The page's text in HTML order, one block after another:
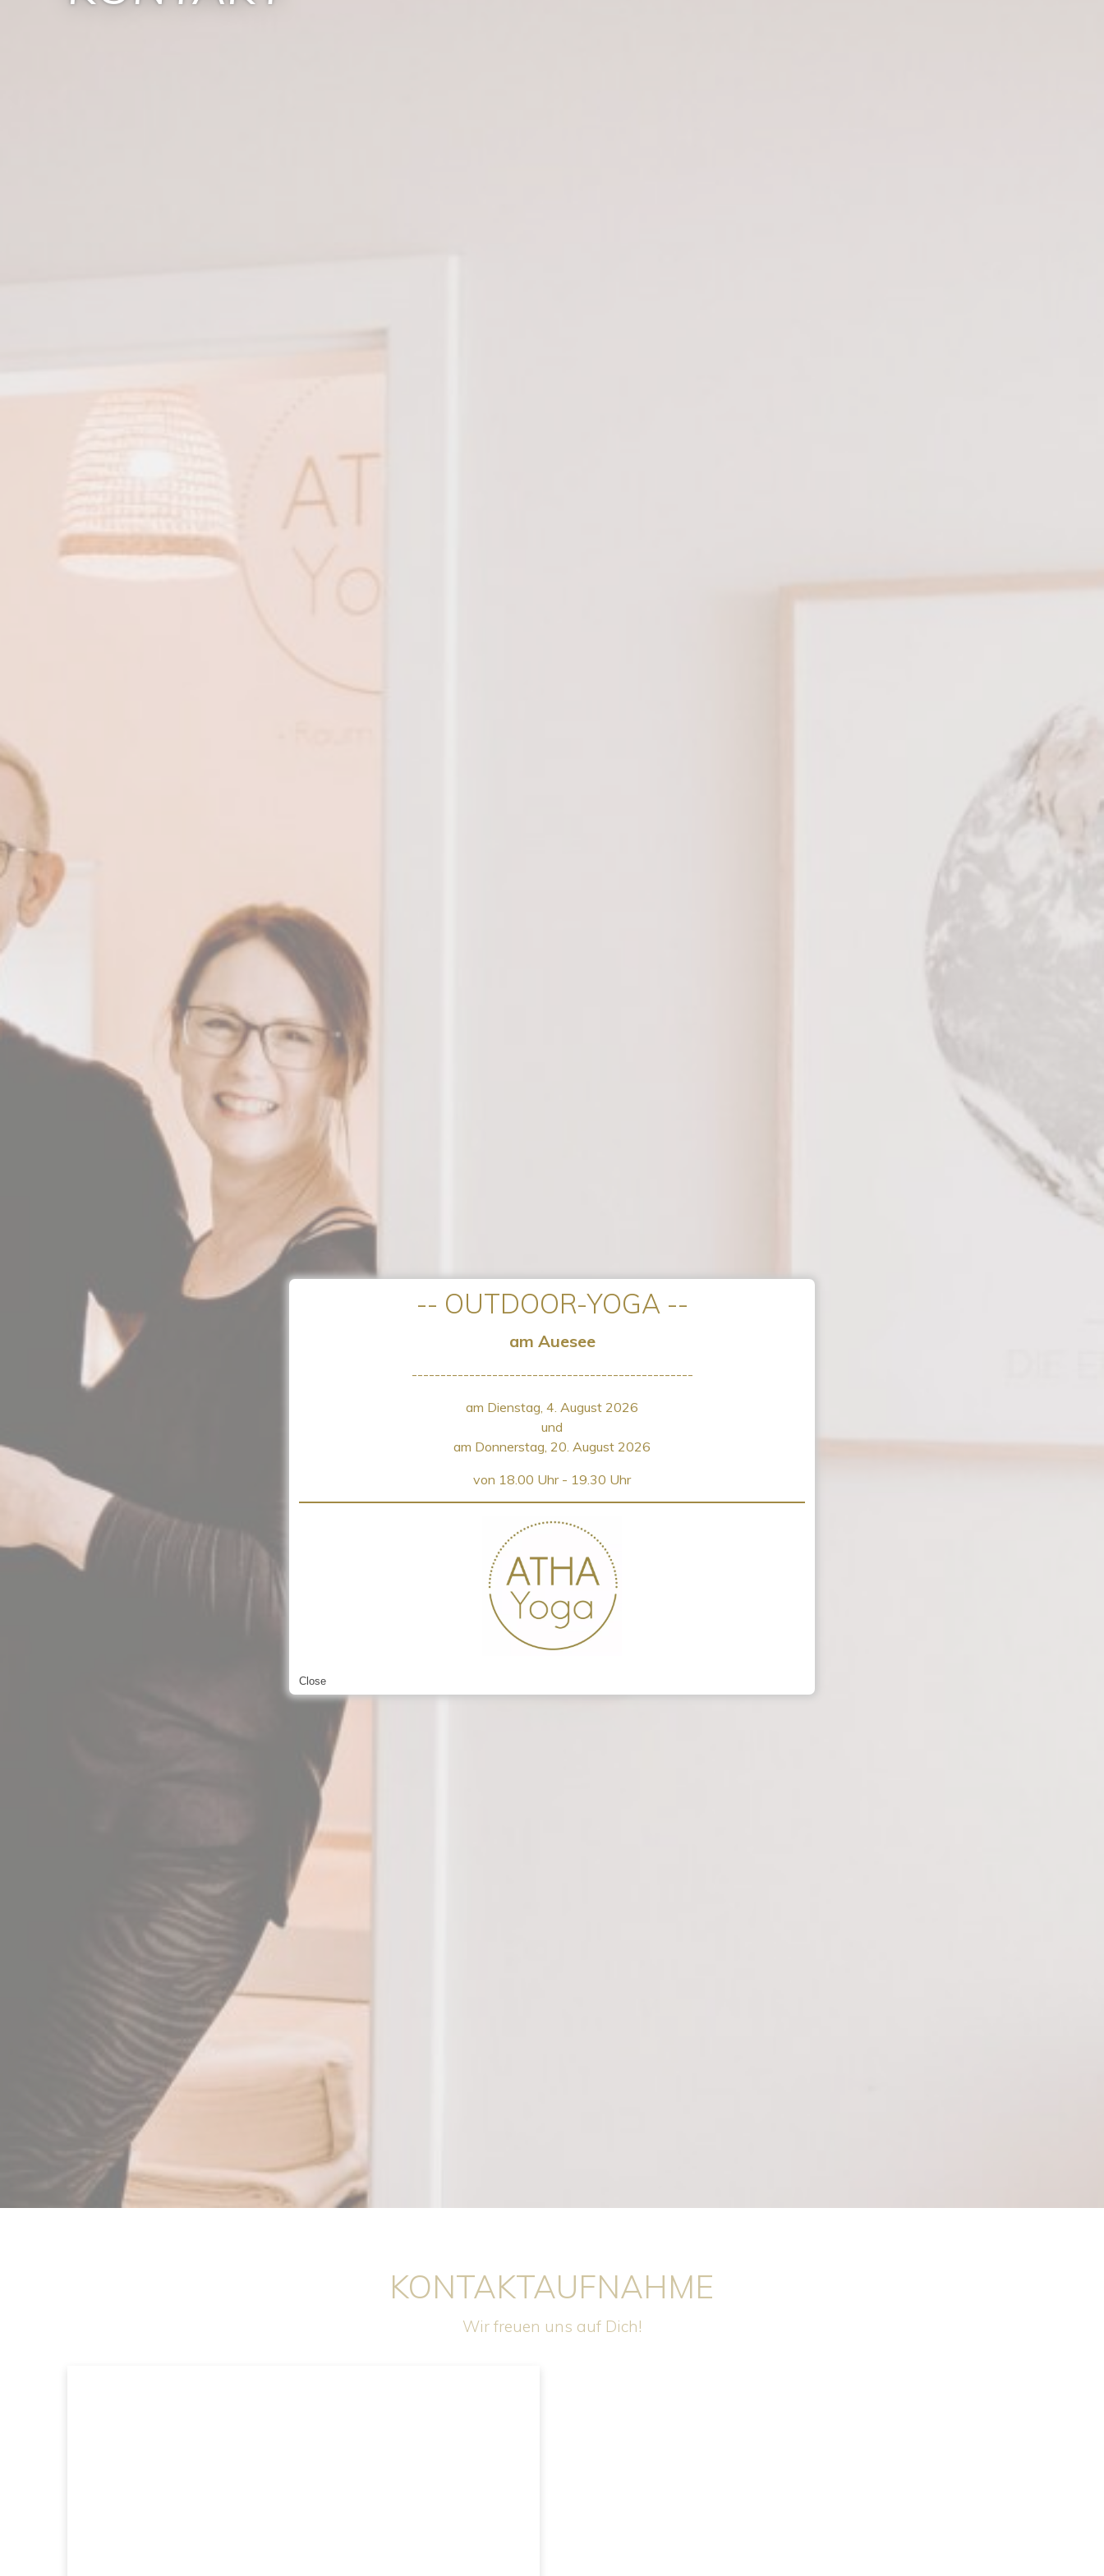
KONTAKTAUFNAHME
Wir freuen uns auf Dich!
Close
-- OUTDOOR-YOGA --
am Auesee
-------------------------------------------------
am Dienstag, 4. August 2026
und
am Donnerstag, 20. August 2026
von 18.00 Uhr - 19.30 Uhr